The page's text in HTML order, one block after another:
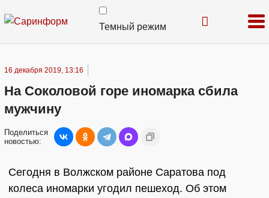
Темный режим
16 декабря 2019, 13:16
На Соколовой горе иномарка сбила
мужчину
Поделиться
новостью:
Сегодня в Волжском районе Саратова под
колеса иномарки угодил пешеход. Об этом